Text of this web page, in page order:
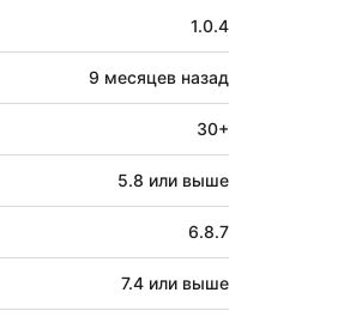
1.0.4
9 месяцев назад
30+
5.8 или выше
6.8.7
7.4 или выше